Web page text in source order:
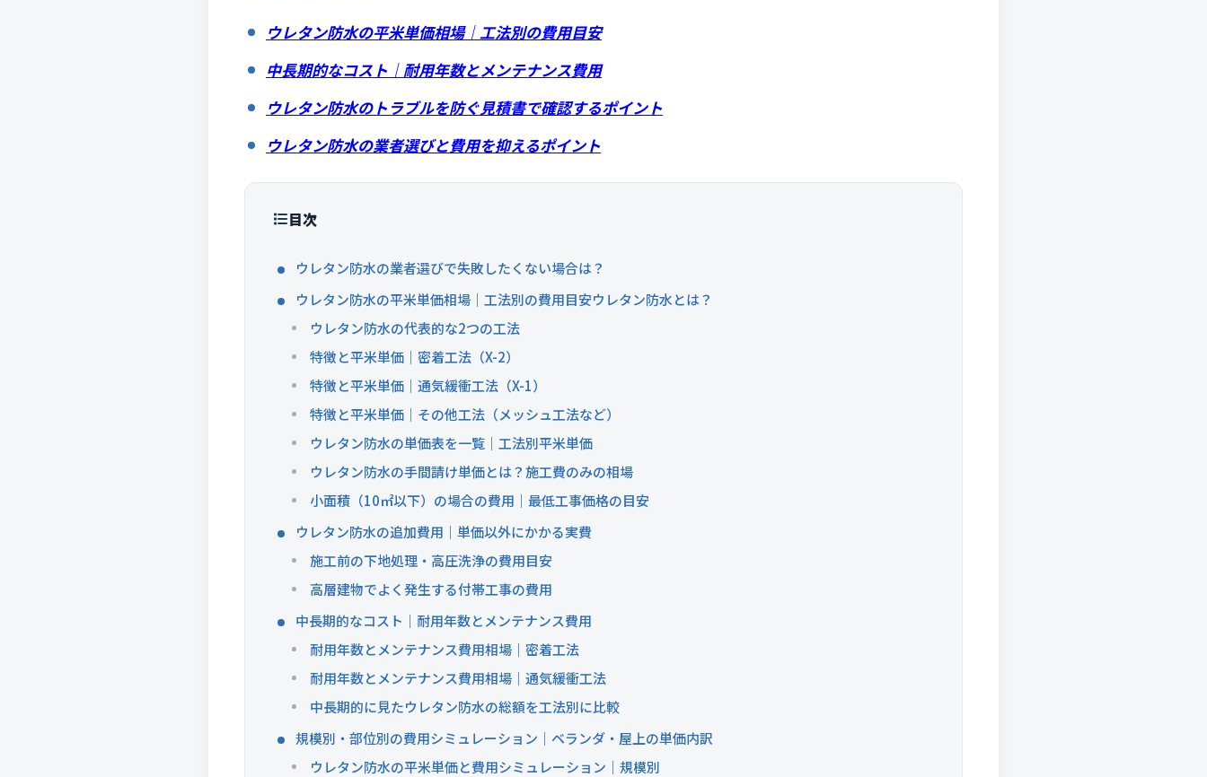
ウレタン防水の平米単価相場｜工法別の費用目安
中長期的なコスト｜耐用年数とメンテナンス費用
ウレタン防水のトラブルを防ぐ見積書で確認するポイント
ウレタン防水の業者選びと費用を抑えるポイント
目次
ウレタン防水の業者選びで失敗したくない場合は？
ウレタン防水の平米単価相場｜工法別の費用目安ウレタン防水とは？
ウレタン防水の代表的な2つの工法
特徴と平米単価｜密着工法（X-2）
特徴と平米単価｜通気緩衝工法（X-1）
特徴と平米単価｜その他工法（メッシュ工法など）
ウレタン防水の単価表を一覧｜工法別平米単価
ウレタン防水の手間請け単価とは？施工費のみの相場
小面積（10㎡以下）の場合の費用｜最低工事価格の目安
ウレタン防水の追加費用｜単価以外にかかる実費
施工前の下地処理・高圧洗浄の費用目安
高層建物でよく発生する付帯工事の費用
中長期的なコスト｜耐用年数とメンテナンス費用
耐用年数とメンテナンス費用相場｜密着工法
耐用年数とメンテナンス費用相場｜通気緩衝工法
中長期的に見たウレタン防水の総額を工法別に比較
規模別・部位別の費用シミュレーション｜ベランダ・屋上の単価内訳
ウレタン防水の平米単価と費用シミュレーション｜規模別